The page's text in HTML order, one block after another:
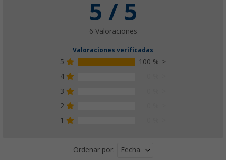
5 / 5
6 Valoraciones
Valoraciones verificadas
5
100 %
4
3
2
1
Ordenar por: Fecha